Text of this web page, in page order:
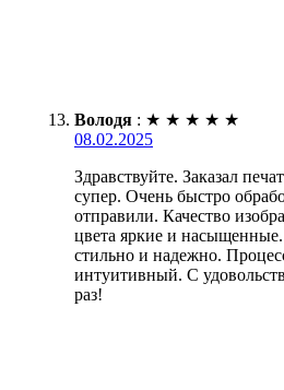
Володя : ★ ★ ★ ★ ★
08.02.2025
Здравствуйте. Заказал
супер. Очень быстро
отправили. Качество
цвета яркие и
стильно и надежно.
интуитивный. С
раз!